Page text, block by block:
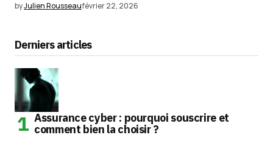
byJulien Rousseaufévrier 22, 2026
Derniers articles
Assurance cyber : pourquoi souscrire et
comment bien la choisir ?